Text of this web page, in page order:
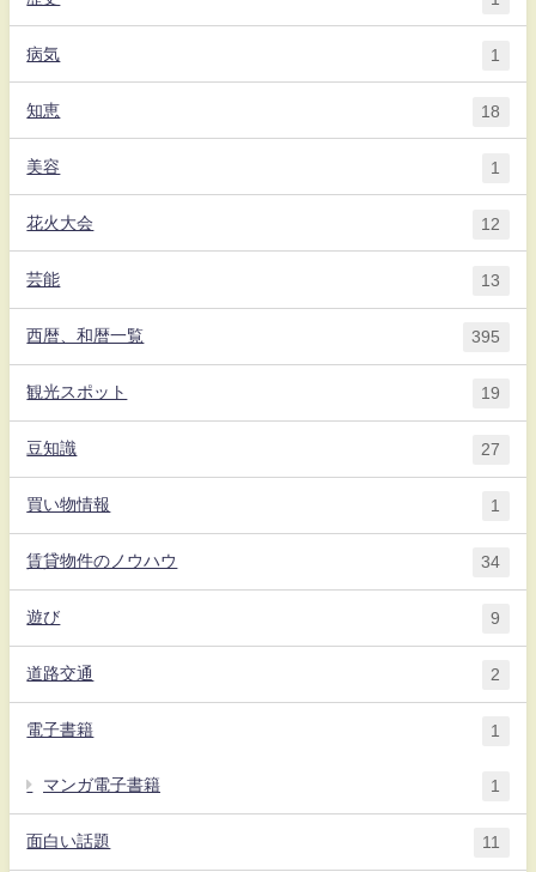
病気 1
知恵 18
美容 1
花火大会 12
芸能 13
西暦、和暦一覧 395
観光スポット 19
豆知識 27
買い物情報 1
賃貸物件のノウハウ 34
遊び 9
道路交通 2
電子書籍 1
マンガ電子書籍 1
面白い話題 11